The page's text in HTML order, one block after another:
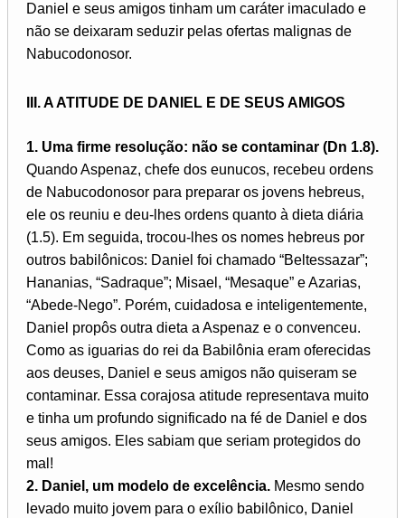
Daniel e seus amigos tinham um caráter imaculado e
não se deixaram seduzir pelas ofertas malignas de
Nabucodonosor.
III. A ATITUDE DE DANIEL E DE SEUS AMIGOS
1. Uma firme resolução: não se contaminar (Dn 1.8).
Quando Aspenaz, chefe dos eunucos, recebeu ordens
de Nabucodonosor para preparar os jovens hebreus,
ele os reuniu e deu-lhes ordens quanto à dieta diária
(1.5). Em seguida, trocou-lhes os nomes hebreus por
outros babilônicos: Daniel foi chamado “Beltessazar”;
Hananias, “Sadraque”; Misael, “Mesaque” e Azarias,
“Abede-Nego”. Porém, cuidadosa e inteligentemente,
Daniel propôs outra dieta a Aspenaz e o convenceu.
Como as iguarias do rei da Babilônia eram oferecidas
aos deuses, Daniel e seus amigos não quiseram se
contaminar. Essa corajosa atitude representava muito
e tinha um profundo significado na fé de Daniel e dos
seus amigos. Eles sabiam que seriam protegidos do
mal!
2. Daniel, um modelo de excelência. Mesmo sendo
levado muito jovem para o exílio babilônico, Daniel